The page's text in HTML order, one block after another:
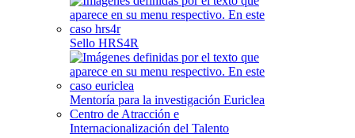
Sello HRS4R
Mentoría para la investigación Euriclea
Centro de Atracción e
Internacionalización del Talento